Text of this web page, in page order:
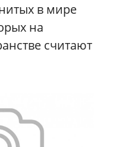
в мире
на
считают